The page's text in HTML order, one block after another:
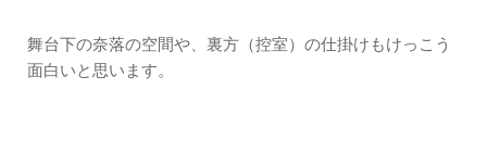
舞台下の奈落の空間や、裏方（控室）の仕掛けもけっこう
面白いと思います。